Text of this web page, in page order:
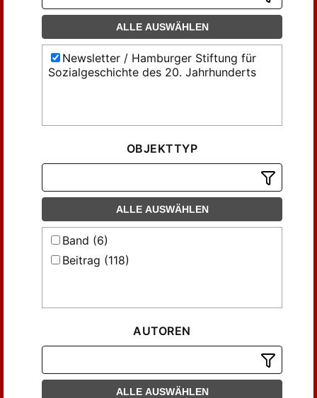
ALLE AUSWÄHLEN
Newsletter / Hamburger Stiftung für
Sozialgeschichte des 20. Jahrhunderts
OBJEKTTYP
ALLE AUSWÄHLEN
Band (6)
Beitrag (118)
AUTOREN
ALLE AUSWÄHLEN